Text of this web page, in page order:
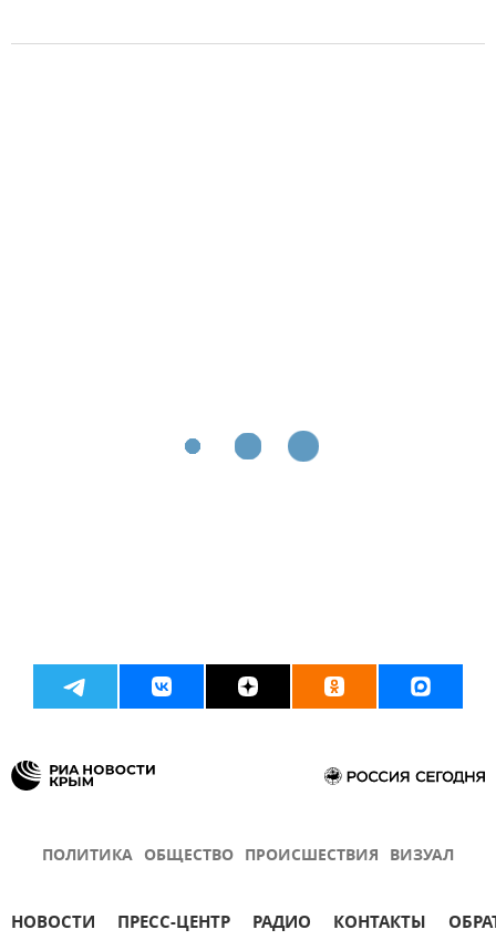
ПОЛИТИКА ОБЩЕСТВО ПРОИСШЕСТВИЯ ВИЗУАЛ
НОВОСТИ ПРЕСС-ЦЕНТР РАДИО КОНТАКТЫ